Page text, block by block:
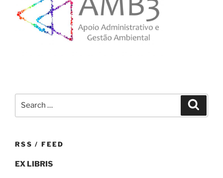
RSS / FEED
EX LIBRIS